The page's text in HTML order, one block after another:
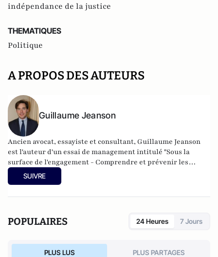
indépendance de la justice
THEMATIQUES
Politique
A PROPOS DES AUTEURS
Guillaume Jeanson
Ancien avocat, essayiste et consultant, Guillaume Jeanson
est l'auteur d'un essai de management intitulé "Sous la
surface de l'engagement - Comprendre et prévenir les
dérives managériales des organisations engagées".
SUIVRE
POPULAIRES 24 Heures 7 Jours
PLUS LUS PLUS PARTAGES